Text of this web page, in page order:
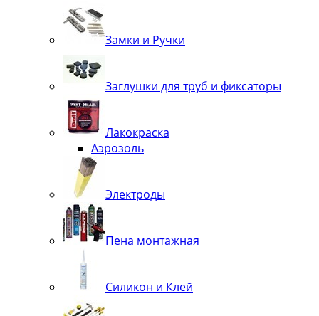
Замки и Ручки
Заглушки для труб и фиксаторы
Лакокраска
Аэрозоль
Электроды
Пена монтажная
Силикон и Клей